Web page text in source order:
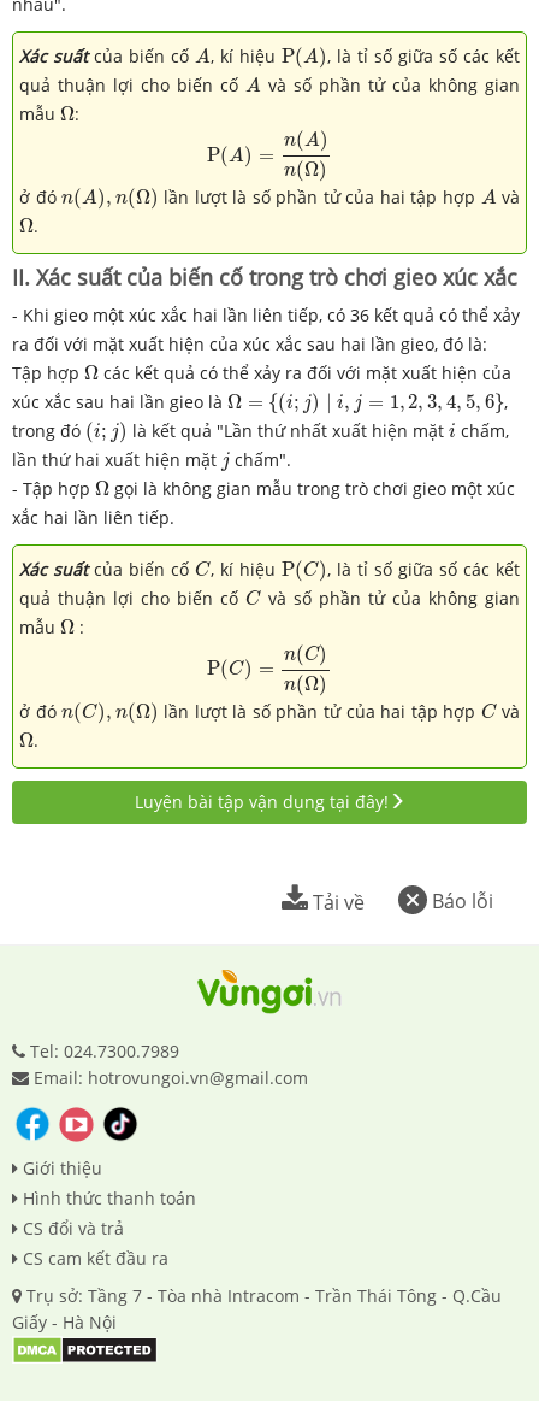
Xác suấtcủa biến cố A
A, kí hiệu P(A)
P(A) , là tỉ số giữa số các kết
quả thuận lợi cho biến cố A
A và số phần tử của không gian
mẫu Ω
Ω:
P(A) =
n(A)
n(Ω)
A)n (Ω
ở đón(A), n(Ω)
n(A), (Ω) lần lượt là số phần tử của hai tập hợp A
A và
Ω
Ω.
II. Xác suất của biến cố trong trò chơi gieo xúc xắc
- Khi gieo một xúc xắc hai lần liên tiếp, có 36 kết quả có thể xảy
ra đối với mặt xuất hiện của xúc xắc sau hai lần gieo, đó là:
Tập hợp Ω
Ω các kết quả có thể xảy ra đối với mặt xuất hiện của
xúc xắc sau hai lần gieo là Ω = {(i; j) i, j = 1,2, 3, 4, 5, 6}
Ω i;j)∣ ,j= 1, ,3 4,5 ,6 }
,
trong đó (i; j)
(i;j là kết quả "Lần thứ nhất xuất hiện mặt i
i chấm,
lần thứ hai xuất hiện mặt j
j chấm".
- Tập hợp Ω
Ω gọi là không gian mẫu trong trò chơi gieo một xúc
xắc hai lần liên tiếp.
Xác suấtcủa biến cốC
C, kí hiệuP(C)
P(C) , là tỉ số giữa số các kết
quả thuận lợi cho biến cốC
Cvà số phần tử của không gian
mẫu Ω
Ω :
P(C) =
n(C)
n(Ω)
n(Ω
ở đón(C), n(Ω)
n(C), (Ω) lần lượt là số phần tử của hai tập hợp C
Cvà
Ω
Ω.
Luyện bài tập vận dụng tại đây!
Báo lỗi
Tải về
Tel: 024.7300.7989
Email: hotrovungoi.vn@gmail.com
Giới thiệu
Hình thức thanh toán
CS đổi và trả
CS cam kết đầu ra
Trụ sở: Tầng 7 - Tòa nhà Intracom - Trần Thái Tông - Q.Cầu
Giấy - Hà Nội